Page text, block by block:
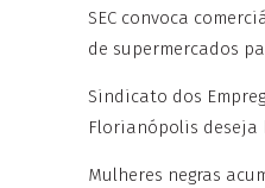
SEC convoca
de supermercados
Sindicato dos
Florianópolis deseja
Mulheres negras